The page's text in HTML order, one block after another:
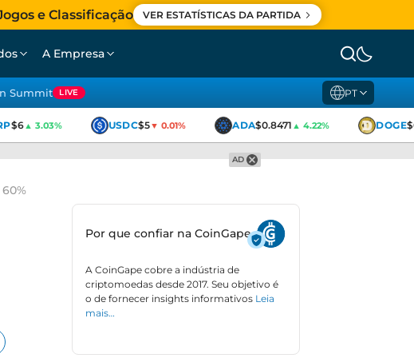
e Classificação VER ESTATÍSTICAS DA PARTIDA
A Empresa
Summit LIVE PT
$6▲ 3.03% USDC$5▼ 0.01% ADA$0.8471▲ 4.22% DOGE
AD
Por que confiar na CoinGape
A CoinGape cobre a indústria de
criptomoedas desde 2017. Seu objetivo é
o de fornecer insights informativos Leia
mais…